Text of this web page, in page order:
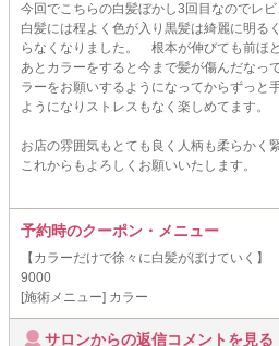
今回でこちらの白髪ぼかし3回目なのでレビ
白髪には程よく色が入り黒髪は綺麗に明る
らなくなりました。 根本が伸びても前ほ
あとカラーをすると今まで髪が傷んだなっ
ラーをお願いするようになってからずっと
ようになりストレスもなく楽しめてます
お店の雰囲気もとても良く人柄も柔らか
これからもよろしくお願いいたします。
予約時のクーポン・メニュー
【カラーだけで徐々に白髪がぼけていく
9000
[施術メニュー] カラー
サロンからの返信コメントを見る